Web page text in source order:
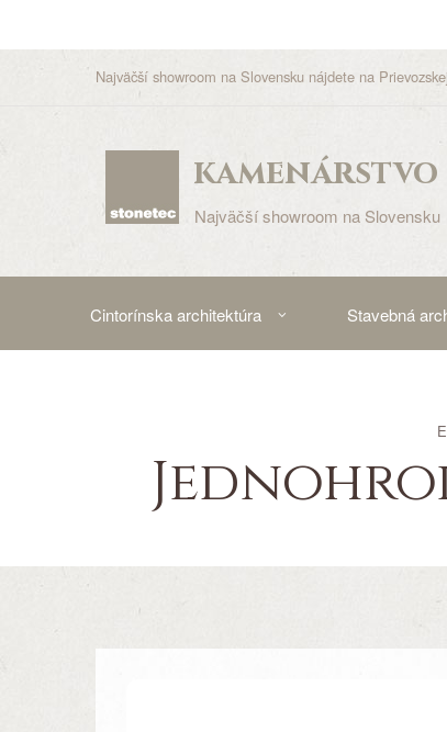
Najväčší showroom na Slovensku nájdete na
kamenárstvo
Najväčší showroom na Slovensku
Cintorínska architektúra Stavebná